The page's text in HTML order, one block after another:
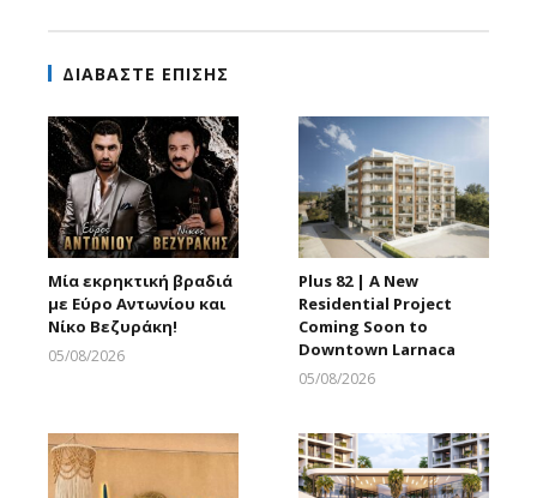
ΔΙΑΒΑΣΤΕ ΕΠΙΣΗΣ
Μία εκρηκτική βραδιά
με Εύρο Αντωνίου και
Νίκο Βεζυράκη!
05/08/2026
Plus 82 | A New
Residential Project
Coming Soon to
Downtown Larnaca
05/08/2026